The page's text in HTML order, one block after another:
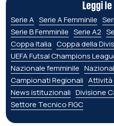
Leggi
Serie A Serie A Femminile
Serie B Femminile Serie A2
Coppa Italia Coppa della
UEFA Futsal Champions
Nazionale femminile
Campionati Regionali Attività
News istituzionali Divisione
Settore Tecnico FIGC